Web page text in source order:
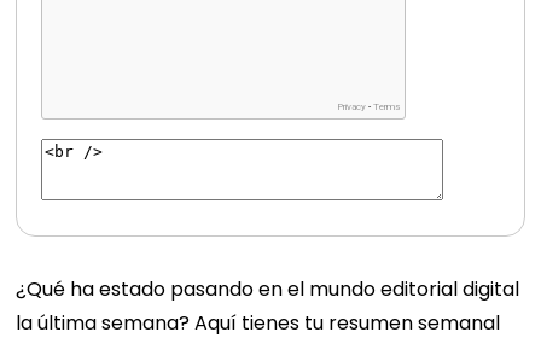
¿Qué ha estado pasando en el mundo editorial digital
la última semana? Aquí tienes tu resumen semanal